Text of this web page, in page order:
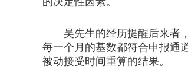
吴先生的经历提醒后来者，
每一个月的基数都符合申报通
被动接受时间重算的结果。